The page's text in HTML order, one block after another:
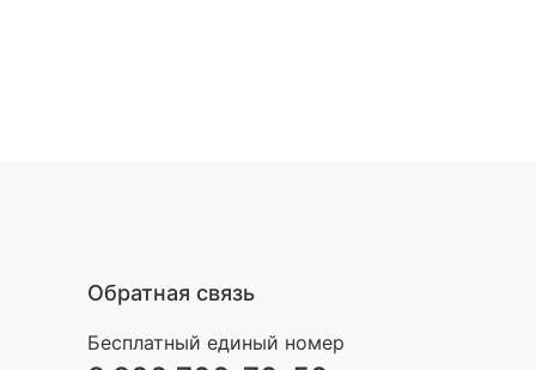
Обратная связь
Бесплатный единый номер